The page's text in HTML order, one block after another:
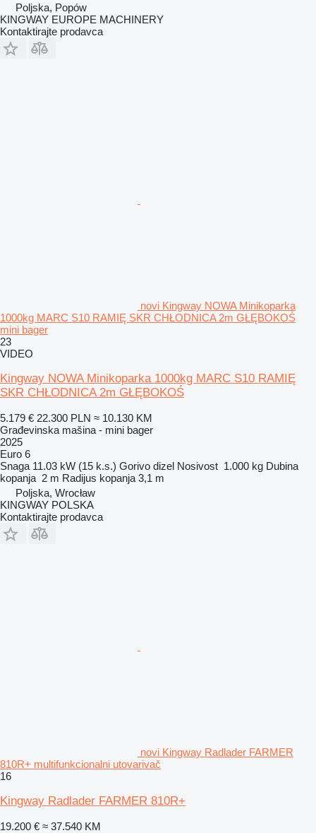
Poljska, Popów
KINGWAY EUROPE MACHINERY
Kontaktirajte prodavca
novi Kingway NOWA Minikoparka
1000kg MARC S10 RAMIĘ SKR CHŁODNICA 2m GŁĘBOKOŚ
mini bager
23
VIDEO
Kingway NOWA Minikoparka 1000kg MARC S10 RAMIĘ
SKR CHŁODNICA 2m GŁĘBOKOŚ
5.179 € 22.300 PLN ≈ 10.130 KM
Građevinska mašina - mini bager
2025
Euro 6
Snaga 11.03 kW (15 k.s.) Gorivo dizel Nosivost 1.000 kg Dubina
kopanja 2 m Radijus kopanja 3,1 m
Poljska, Wrocław
KINGWAY POLSKA
Kontaktirajte prodavca
novi Kingway Radlader FARMER
810R+ multifunkcionalni utovarivač
16
Kingway Radlader FARMER 810R+
19.200 € ≈ 37.540 KM